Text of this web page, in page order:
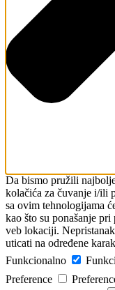
Da bismo pružili
kolačića za čuvanje i/ili
sa ovim tehnologijama
kao što su ponašanje
veb lokaciji.
uticati na određene
Funkcionalno
Preference